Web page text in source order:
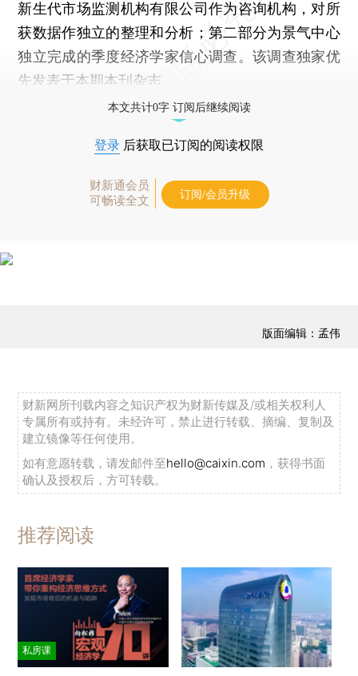
新生代市场监测机构有限公司作为咨询机构，对所
获数据作独立的整理和分析；第二部分为景气中心
独立完成的季度经济学家信心调查。该调查独家优
先发表于本期本刊杂志。
本文共计0字 订阅后继续阅读
登录 后获取已订阅的阅读权限
财新通会员
可畅读全文
订阅/会员升级
版面编辑：孟伟
财新网所刊载内容之知识产权为财新传媒及/或相关权利人
专属所有或持有。未经许可，禁止进行转载、摘编、复制及
建立镜像等任何使用。
如有意愿转载，请发邮件至hello@caixin.com ，获得书面
确认及授权后，方可转载。
推荐阅读
私房课